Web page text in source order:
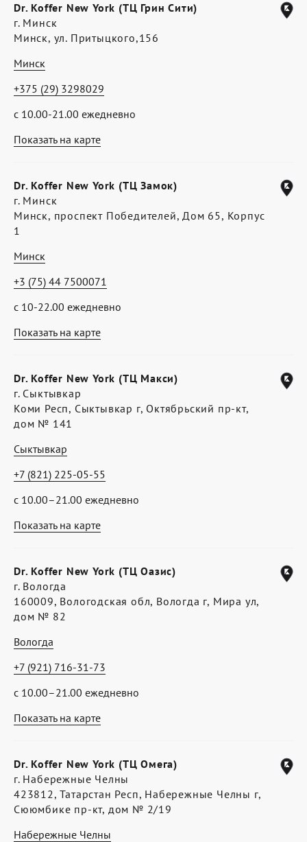
Показать на карте
Dr. Koffer New York (ТЦ Грин Сити)
г. Минск
Минск, ул. Притыцкого,156
Минск
с 10.00-21.00 ежедневно
+375 (29) 3298029
Показать на карте
Dr. Koffer New York (ТЦ Замок)
г. Минск
Минск, проспект Победителей, Дом 65, Корпус
1
Минск
с 10-22.00 ежедневно
+3 (75) 44 7500071
Показать на карте
Dr. Koffer New York (ТЦ Макси)
г. Сыктывкар
Коми Респ, Сыктывкар г, Октябрьский пр-кт,
дом № 141
Сыктывкар
с 10.00–21.00 ежедневно
+7 (821) 225-05-55
Показать на карте
Dr. Koffer New York (ТЦ Оазис)
г. Вологда
160009, Вологодская обл, Вологда г, Мира ул,
дом № 82
Вологда
с 10.00–21.00 ежедневно
+7 (921) 716-31-73
Dr. Koffer New York (ТЦ Омега)
г. Набережные Челны
423812, Татарстан Респ, Набережные Челны г,
Сююмбике пр-кт, дом № 2/19
Набережные Челны